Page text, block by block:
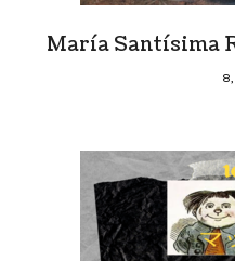
María Santísima